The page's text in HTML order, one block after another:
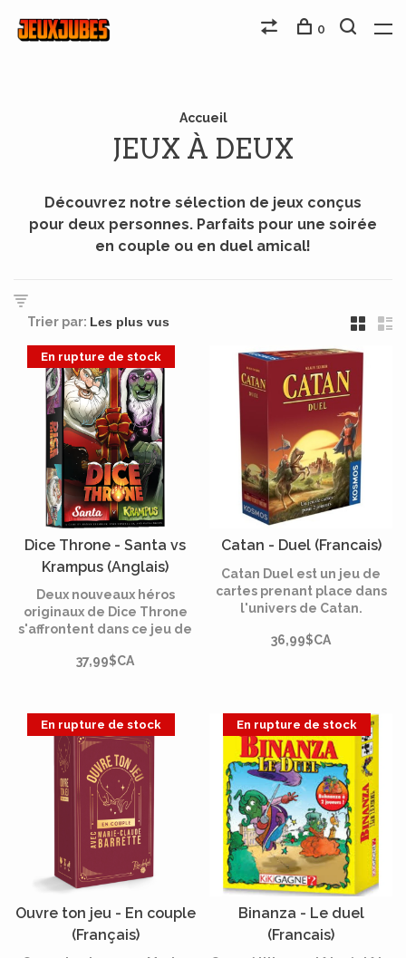
0
Accueil
JEUX À DEUX
Découvrez notre sélection de jeux conçus
pour deux personnes. Parfaits pour une soirée
en couple ou en duel amical!
Trier par:
En rupture de stock
Dice Throne - Santa vs
Krampus (Anglais)
Deux nouveaux héros
originaux de Dice Throne
s'affrontent dans ce jeu de
et accessible.
37,99$CA
Catan - Duel (Francais)
Catan Duel est un jeu de
cartes prenant place dans
l'univers de Catan.
petite principauté de
36,99$CA
En rupture de stock
Ouvre ton jeu - En couple
(Français)
En rupture de stock
Binanza - Le duel
(Francais)